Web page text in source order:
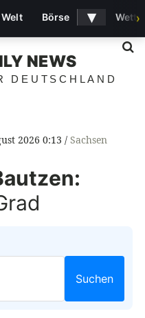
NEWS
DEUTSCHLAND
2026 0:13
Sachsen
Suchen
Börse ▾ ›